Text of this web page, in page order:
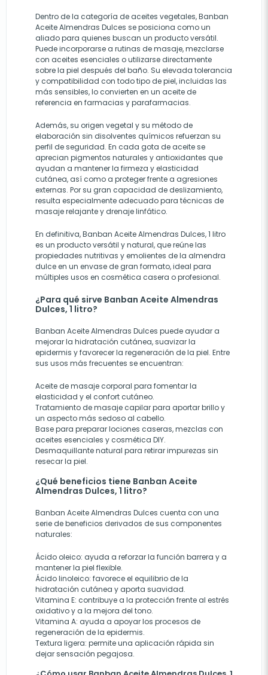
Dentro de la categoría de aceites vegetales, Banban
Aceite Almendras Dulces se posiciona como un
aliado para quienes buscan un producto versátil.
Puede incorporarse a rutinas de masaje, mezclarse
con aceites esenciales o utilizarse directamente
sobre la piel después del baño. Su elevada tolerancia
y compatibilidad con todo tipo de piel, incluidas las
más sensibles, lo convierten en un aceite de
referencia en farmacias y parafarmacias.
Además, su origen vegetal y su método de
elaboración sin disolventes químicos refuerzan su
perfil de seguridad. En cada gota de aceite se
aprecian pigmentos naturales y antioxidantes que
ayudan a mantener la firmeza y elasticidad
cutánea, así como a proteger frente a agresiones
externas. Por su gran capacidad de deslizamiento,
resulta especialmente adecuado para técnicas de
masaje relajante y drenaje linfático.
En definitiva, Banban Aceite Almendras Dulces, 1 litro
es un producto versátil y natural, que reúne las
propiedades nutritivas y emolientes de la almendra
dulce en un envase de gran formato, ideal para
múltiples usos en cosmética casera o profesional.
¿Para qué sirve Banban Aceite Almendras
Dulces, 1 litro?
Banban Aceite Almendras Dulces puede ayudar a
mejorar la hidratación cutánea, suavizar la
epidermis y favorecer la regeneración de la piel. Entre
sus usos más frecuentes se encuentran:
Aceite de masaje corporal para fomentar la
elasticidad y el confort cutáneo.
Tratamiento de masaje capilar para aportar brillo y
un aspecto más sedoso al cabello.
Base para preparar lociones caseras, mezclas con
aceites esenciales y cosmética DIY.
Desmaquillante natural para retirar impurezas sin
resecar la piel.
¿Qué beneficios tiene Banban Aceite
Almendras Dulces, 1 litro?
Banban Aceite Almendras Dulces cuenta con una
serie de beneficios derivados de sus componentes
naturales:
Ácido oleico: ayuda a reforzar la función barrera y a
mantener la piel flexible.
Ácido linoleico: favorece el equilibrio de la
hidratación cutánea y aporta suavidad.
Vitamina E: contribuye a la protección frente al estrés
oxidativo y a la mejora del tono.
Vitamina A: ayuda a apoyar los procesos de
regeneración de la epidermis.
Textura ligera: permite una aplicación rápida sin
dejar sensación pegajosa.